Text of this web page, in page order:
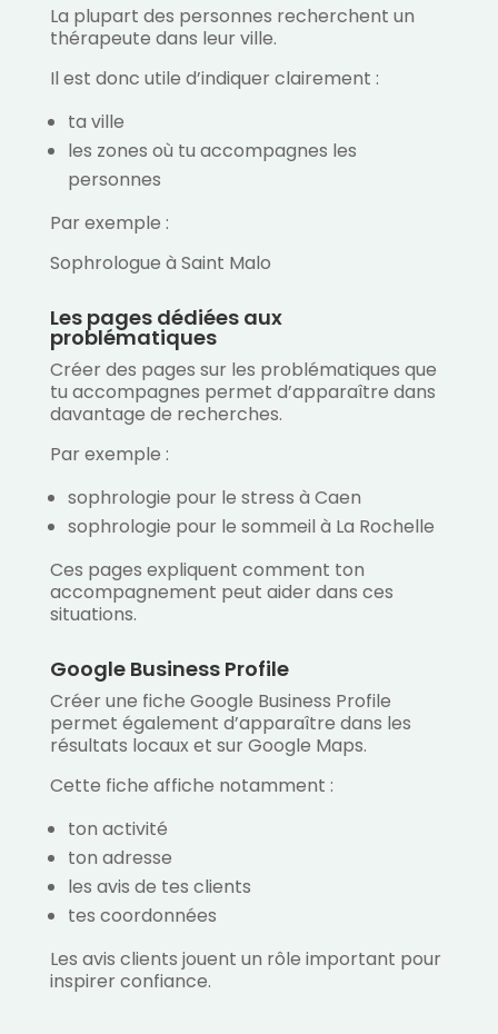
La plupart des personnes recherchent un
thérapeute dans leur ville.
Il est donc utile d’indiquer clairement :
ta ville
les zones où tu accompagnes les
personnes
Par exemple :
Sophrologue à Saint Malo
Les pages dédiées aux
problématiques
Créer des pages sur les problématiques que
tu accompagnes permet d’apparaître dans
davantage de recherches.
Par exemple :
sophrologie pour le stress à Caen
sophrologie pour le sommeil à La Rochelle
Ces pages expliquent comment ton
accompagnement peut aider dans ces
situations.
Google Business Profile
Créer une fiche Google Business Profile
permet également d’apparaître dans les
résultats locaux et sur Google Maps.
Cette fiche affiche notamment :
ton activité
ton adresse
les avis de tes clients
tes coordonnées
Les avis clients jouent un rôle important pour
inspirer confiance.